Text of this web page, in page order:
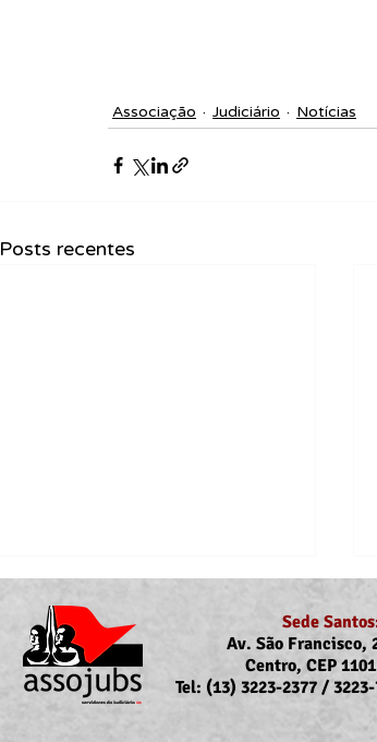
Associação Judiciário Notícias
Posts recentes
Sede
Av. São Francisco,
Centro, CEP
Tel: (13) 3223-2377 /